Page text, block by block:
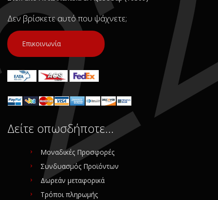
Original
Νούμερο Αγγελίας (SKU):
Συνδεθείτε για αγορά
Καινούριο
Original
Νούμερο Αγγελίας (SKU):
Συνδεθείτε για αγορά
Δεν βρίσκετε αυτό που ψάχνετε;
Επικοινωνία
Δείτε οπωσδήποτε…
Μοναδικές Προσφορές
Συνδυασμός Προϊόντων
Δωρεάν μεταφορικά
Τρόποι πληρωμής